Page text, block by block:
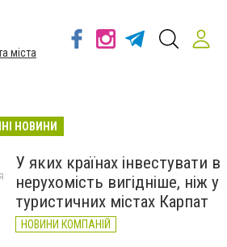
міста
НОВИНИ
У яких країнах інвестувати в
нерухомість вигідніше, ніж у
туристичних містах Карпат
НОВИНИ КОМПАНІЙ